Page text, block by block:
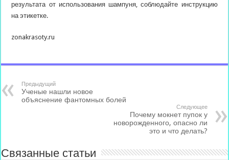
результата от использования шампуня, соблюдайте инструкцию
на этикетке.
zonakrasoty.ru
Предыдущий
Ученые нашли новое
объяснение фантомных болей
Следующее
Почему мокнет пупок у
новорожденного, опасно ли
это и что делать?
Связанные статьи